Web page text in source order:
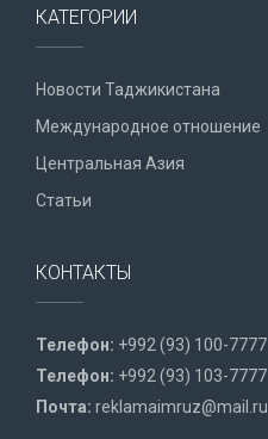
КАТЕГОРИИ
Новости Таджикистана
Международное отношение
Центральная Азия
Статьи
КОНТАКТЫ
Телефон: +992 (93) 100-7777
Телефон: +992 (93) 103-7777
Почта: reklamaimruz@mail.ru